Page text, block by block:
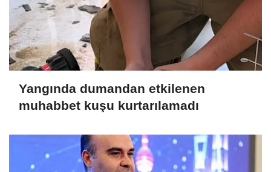
Yangında dumandan etkilenen
muhabbet kuşu kurtarılamadı